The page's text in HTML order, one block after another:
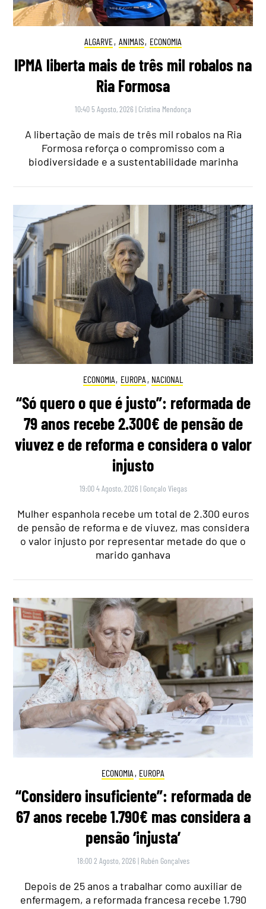
ALGARVE, ANIMAIS, ECONOMIA
IPMA liberta mais de três mil robalos na
Ria Formosa
10:40 5 Agosto, 2026 | Cristina Mendonça
A libertação de mais de três mil robalos na Ria
Formosa reforça o compromisso com a
biodiversidade e a sustentabilidade marinha
ECONOMIA, EUROPA , NACIONAL
“Só quero o que é justo”: reformada de
79 anos recebe 2.300€ de pensão de
viuvez e de reforma e considera o valor
injusto
19:00 4 Agosto, 2026 | Gonçalo Viegas
Mulher espanhola recebe um total de 2.300 euros
de pensão de reforma e de viuvez, mas considera
o valor injusto por representar metade do que o
marido ganhava
ECONOMIA , EUROPA
“Considero insuficiente”: reformada de
67 anos recebe 1.790€ mas considera a
pensão ‘injusta’
18:00 2 Agosto, 2026 | Rubén Gonçalves
Depois de 25 anos a trabalhar como auxiliar de
enfermagem, a reformada francesa recebe 1.790